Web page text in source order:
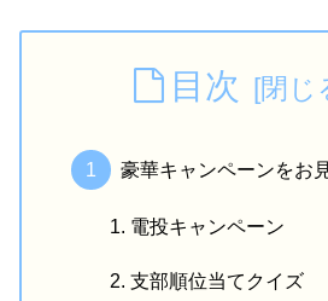
目次
豪華キャンペーンをお
電投キャンペーン
支部順位当てクイズ